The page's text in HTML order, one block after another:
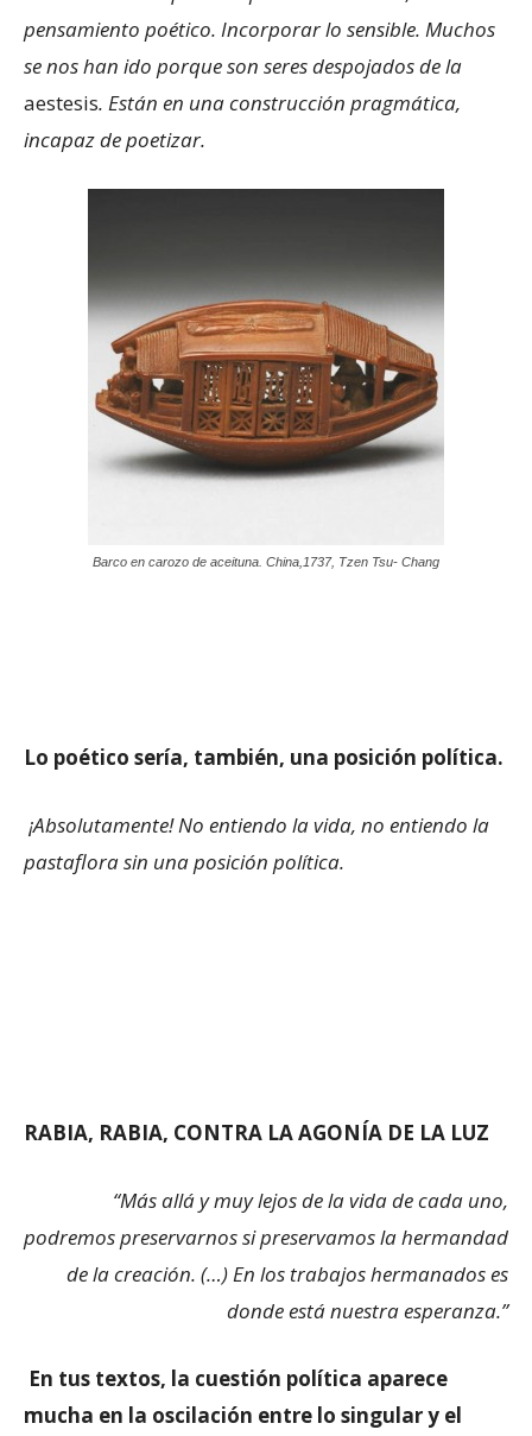
pensamiento poético. Incorporar lo sensible. Muchos
se nos han ido porque son seres despojados de la
aestesis. Están en una construcción pragmática,
incapaz de poetizar.
Barco en carozo de aceituna. China,1737, Tzen Tsu- Chang
Lo poético sería, también, una posición política.
¡Absolutamente! No entiendo la vida, no entiendo la
pastaflora sin una posición política.
RABIA, RABIA, CONTRA LA AGONÍA DE LA LUZ
“Más allá y muy lejos de la vida de cada uno,
podremos preservarnos si preservamos la hermandad
de la creación. (…) En los trabajos hermanados es
donde está nuestra esperanza.”
En tus textos, la cuestión política aparece
mucha en la oscilación entre lo singular y el